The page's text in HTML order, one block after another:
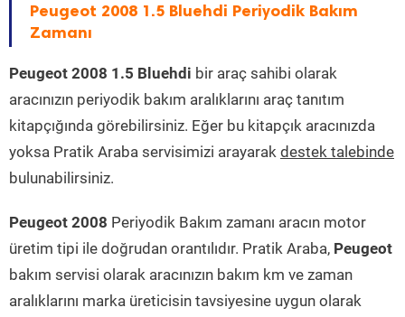
Peugeot 2008 1.5 Bluehdi Periyodik Bakım
Zamanı
Peugeot 2008 1.5 Bluehdi bir araç sahibi olarak
aracınızın periyodik bakım aralıklarını araç tanıtım
kitapçığında görebilirsiniz. Eğer bu kitapçık aracınızda
yoksa Pratik Araba servisimizi arayarak destek talebinde
bulunabilirsiniz.
Peugeot 2008 Periyodik Bakım zamanı aracın motor
üretim tipi ile doğrudan orantılıdır. Pratik Araba, Peugeot
bakım servisi olarak aracınızın bakım km ve zaman
aralıklarını marka üreticisin tavsiyesine uygun olarak